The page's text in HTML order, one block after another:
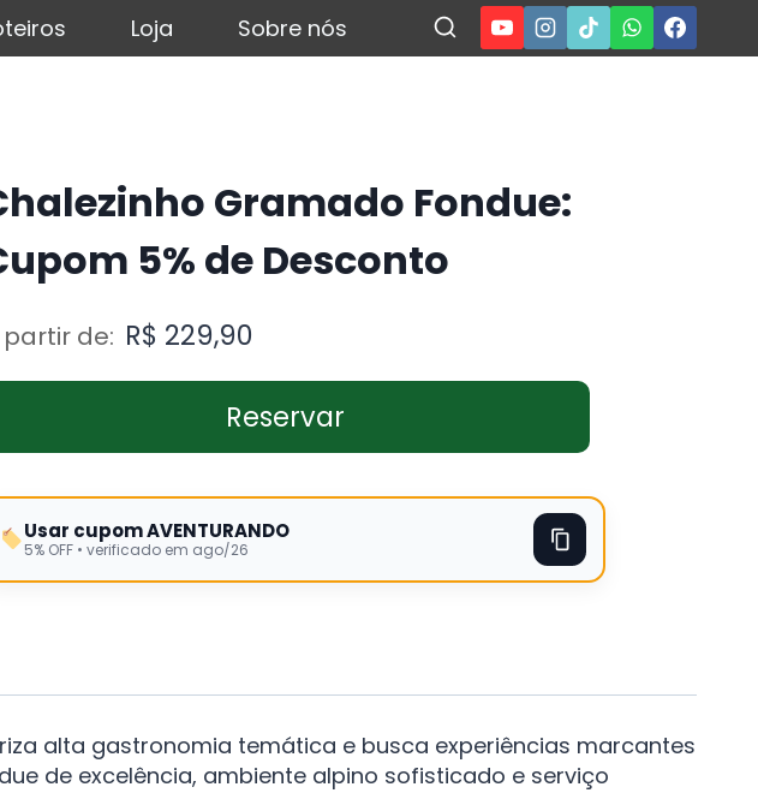
Loja Sobre nós
Gramado Fondue:
5% de Desconto
partir de: R$ 229,90
Reservar
Usar cupom AVENTURANDO
5% OFF • verificado em ago/26
alta gastronomia temática e busca experiências marcantes
de excelência, ambiente alpino sofisticado e serviço